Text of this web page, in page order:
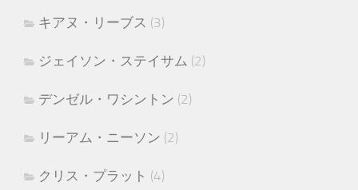
キアヌ・リーブス (3)
ジェイソン・ステイサム (2)
デンゼル・ワシントン (2)
リーアム・ニーソン (2)
クリス・プラット (4)